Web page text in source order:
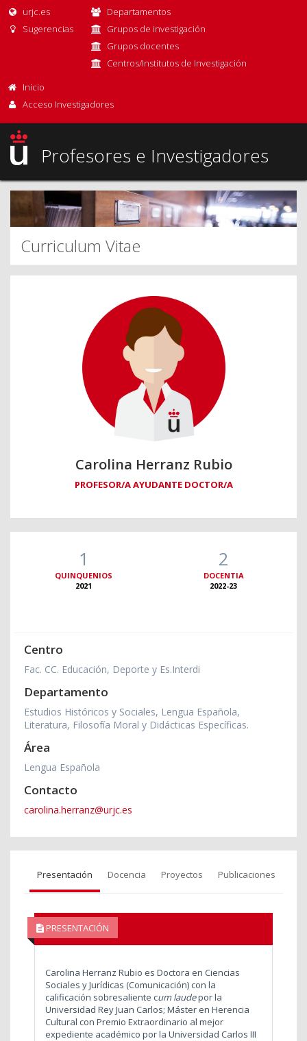
urjc.es
Sugerencias
Departamentos
Grupos de investigación
Grupos docentes
Centros/Institutos de Investigación
Inicio
Acceso Investigadores
Profesores e Investigadores
Curriculum Vitae
Carolina Herranz Rubio
PROFESOR/A AYUDANTE DOCTOR/A
1
QUINQUENIOS
2021
2
DOCENTIA
2022-23
Centro
Fac. CC. Educación, Deporte y Es.Interdi
Departamento
Estudios Históricos y Sociales, Lengua Española,
Literatura, Filosofía Moral y Didácticas Específicas.
Área
Lengua Española
Contacto
carolina.herranz@urjc.es
Presentación Docencia Proyectos Publicaciones
PRESENTACIÓN
Carolina Herranz Rubio es Doctora en Ciencias
Sociales y Jurídicas (Comunicación) con la
calificación sobresaliente cum laudepor la
Universidad Rey Juan Carlos; Máster en Herencia
Cultural con Premio Extraordinario al mejor
expediente académico por la Universidad Carlos III